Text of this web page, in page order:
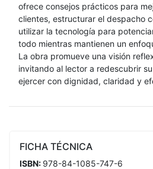
ofrece consejos prácticos para
clientes, estructurar el despacho
utilizar la tecnología para
todo mientras mantienen un
La obra promueve una visión
invitando al lector a redescubrir
ejercer con dignidad, claridad y
FICHA TÉCNICA
ISBN: 978-84-1085-747-6